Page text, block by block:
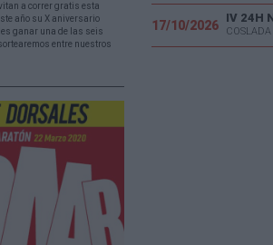
a correr gratis esta
año su X aniversario
ganar una de las seis
entre nuestros
17/10/2026
IV 24H